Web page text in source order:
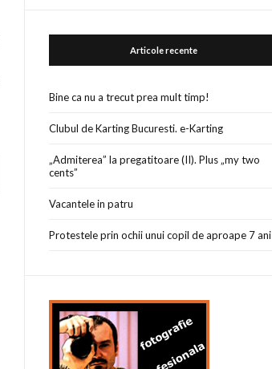
Articole recente
Bine ca nu a trecut prea mult timp!
Clubul de Karting Bucuresti. e-Karting
„Admiterea” la pregatitoare (II). Plus „my two
cents”
Vacantele in patru
Protestele prin ochii unui copil de aproape 7 ani